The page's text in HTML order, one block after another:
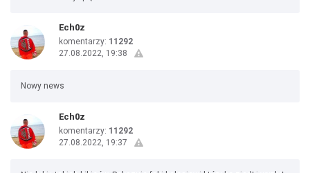
Ech0z
komentarzy: 11292
27.08.2022, 19:38
Nowy news
Ech0z
komentarzy: 11292
27.08.2022, 19:37